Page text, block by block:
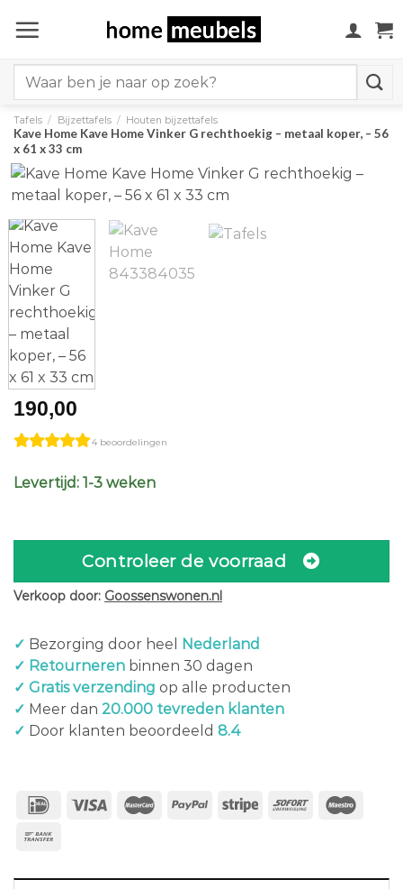
naar
for:
Tafels / Bijzettafels / Houten bijzettafels
Kave Home Kave Home Vinker G rechthoekig – metaal koper, – 56
x 61 x 33 cm
190,00
4 beoordelingen
Levertijd: 1-3 weken
Controleer de voorraad
Verkoop door: Goossenswonen.nl
✓ Bezorging door heel
Nederland
✓ Retourneren binnen 30 dagen
✓ Gratis verzending op alle producten
✓ Meer dan 20.000 tevreden klanten
✓ Door klanten beoordeeld 8.4